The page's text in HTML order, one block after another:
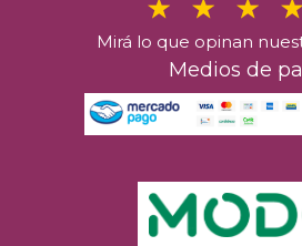
Mirá lo que opinan
Medios de